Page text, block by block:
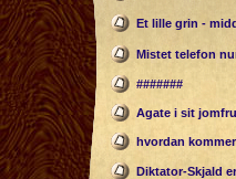
Et lille grin -
Mistet telefon
#######
Agate i sit
hvordan
Diktator-Skjald